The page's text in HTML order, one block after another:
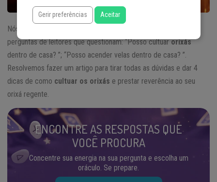
Nós temos recebidos em nosso portal e redes sociais várias
perguntas de leitores que questionam: “Posso cultuarorixás
dentro de casa? ”; “Posso acender velas dentro de casa? ”.
Resolvemos fazer um artigo para tirar todas as dúvidas e dar 4
dicas de como cultuar os orixás e prestar reverência ao seu
orixá regente.
ENCONTRE AS RESPOSTAS QUE
VOCÊ PROCURA
Concentre sua energia na sua pergunta e escolha um
oráculo. Se prepare.
Gerir preferências Aceitar